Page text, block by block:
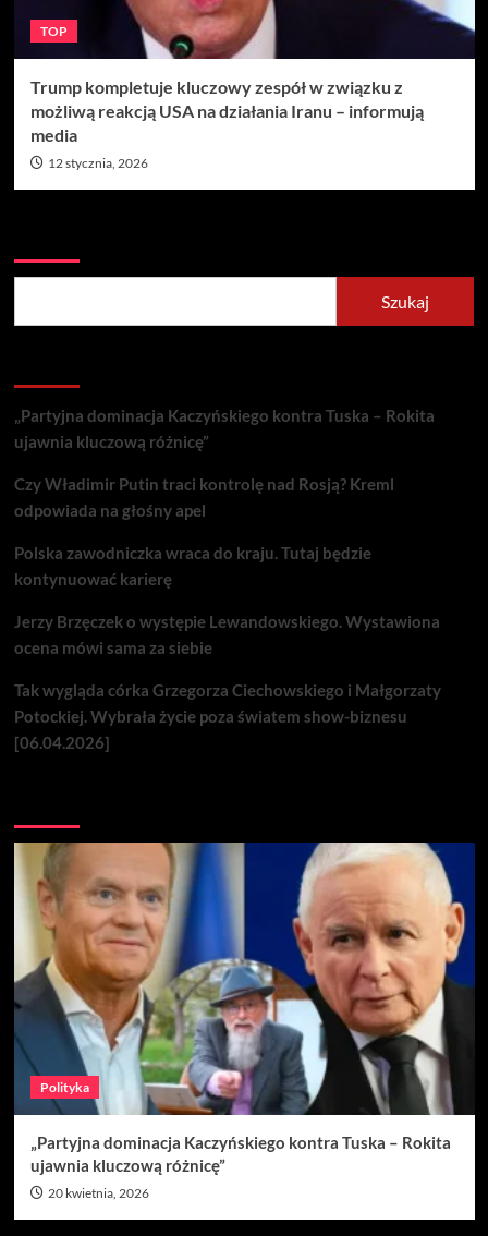
TOP
Trump kompletuje kluczowy zespół w związku z
możliwą reakcją USA na działania Iranu – informują
media
12 stycznia, 2026
Szukaj
„Partyjna dominacja Kaczyńskiego kontra Tuska – Rokita
ujawnia kluczową różnicę”
Czy Władimir Putin traci kontrolę nad Rosją? Kreml
odpowiada na głośny apel
Polska zawodniczka wraca do kraju. Tutaj będzie
kontynuować karierę
Jerzy Brzęczek o występie Lewandowskiego. Wystawiona
ocena mówi sama za siebie
Tak wygląda córka Grzegorza Ciechowskiego i Małgorzaty
Potockiej. Wybrała życie poza światem show-biznesu
[06.04.2026]
Polityka
„Partyjna dominacja Kaczyńskiego kontra Tuska – Rokita
ujawnia kluczową różnicę”
20 kwietnia, 2026